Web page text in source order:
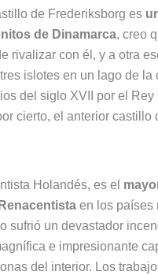
de Frederiksborg es
de Dinamarca, creo
rivalizar con él, y a otra
islotes en un lago de la
del siglo XVII por el Rey
cierto, el anterior castillo
Holandés, es el
en los países
sufrió un devastador
e impresionante
del interior. Los